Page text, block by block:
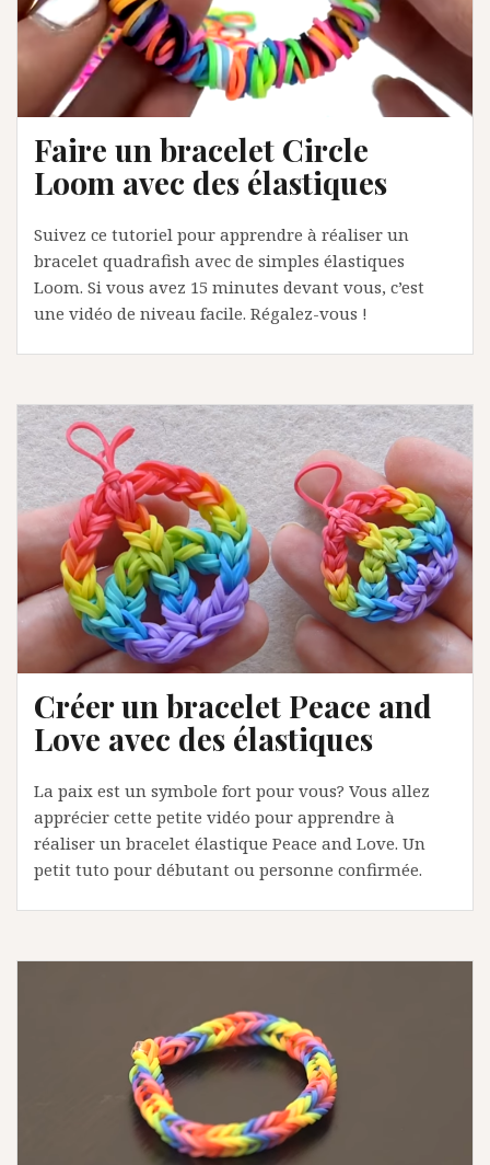
Faire un bracelet Circle
Loom avec des élastiques
Suivez ce tutoriel pour apprendre à réaliser un
bracelet quadrafish avec de simples élastiques
Loom. Si vous avez 15 minutes devant vous, c’est
une vidéo de niveau facile. Régalez-vous !
Créer un bracelet Peace and
Love avec des élastiques
La paix est un symbole fort pour vous? Vous allez
apprécier cette petite vidéo pour apprendre à
réaliser un bracelet élastique Peace and Love. Un
petit tuto pour débutant ou personne confirmée.